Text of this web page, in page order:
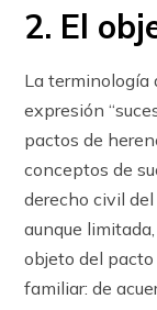
2. El
La terminología
expresión
pactos de
conceptos de
derecho civil del
aunque
objeto del
familiar: de